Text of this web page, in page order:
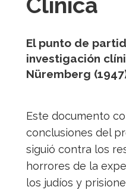
El punto de
investigación
Nüremberg
Este documento
conclusiones del
siguió contra los
horrores de la
los judíos y